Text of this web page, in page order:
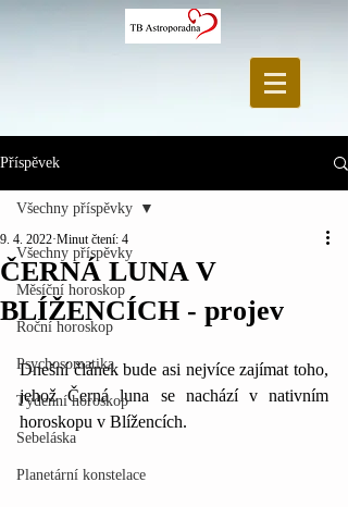
Příspěvek
Všechny příspěvky
Měsíční horoskop
Roční horoskop
Psychosomatika
Týdenní horoskop
Sebeláska
Planetární konstelace
Všechny příspěvky
ČERNÁ LUNA V
BLÍŽENCÍCH - projev
9. 4. 2022 Minut čtení: 4
Dnešní článek bude asi nejvíce zajímat toho,
jehož Černá luna se nachází v nativním
horoskopu v Blížencích.